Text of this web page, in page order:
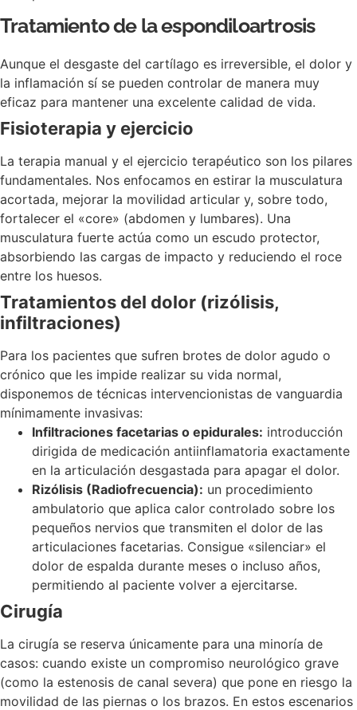
Tratamiento de la espondiloartrosis
Aunque el desgaste del cartílago es irreversible, el dolor y
la inflamación sí se pueden controlar de manera muy
eficaz para mantener una excelente calidad de vida.
Fisioterapia y ejercicio
La terapia manual y el ejercicio terapéutico son los pilares
fundamentales. Nos enfocamos en estirar la musculatura
acortada, mejorar la movilidad articular y, sobre todo,
fortalecer el «core» (abdomen y lumbares). Una
musculatura fuerte actúa como un escudo protector,
absorbiendo las cargas de impacto y reduciendo el roce
entre los huesos.
Tratamientos del dolor (rizólisis,
infiltraciones)
Para los pacientes que sufren brotes de dolor agudo o
crónico que les impide realizar su vida normal,
disponemos de técnicas intervencionistas de vanguardia
mínimamente invasivas:
Infiltraciones facetarias o epidurales: introducción
dirigida de medicación antiinflamatoria exactamente
en la articulación desgastada para apagar el dolor.
Rizólisis (Radiofrecuencia): un procedimiento
ambulatorio que aplica calor controlado sobre los
pequeños nervios que transmiten el dolor de las
articulaciones facetarias. Consigue «silenciar» el
dolor de espalda durante meses o incluso años,
permitiendo al paciente volver a ejercitarse.
Cirugía
La cirugía se reserva únicamente para una minoría de
casos: cuando existe un compromiso neurológico grave
(como la estenosis de canal severa) que pone en riesgo la
movilidad de las piernas o los brazos. En estos escenarios